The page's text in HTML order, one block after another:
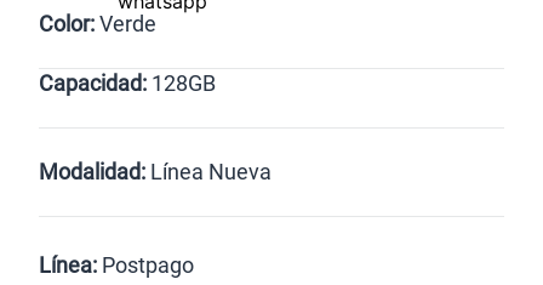
Color:Verde
Verde
Capacidad: 128GB
128GB
Modalidad: Línea Nueva
Línea: Postpago